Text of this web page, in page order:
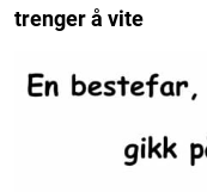
trenger å vite